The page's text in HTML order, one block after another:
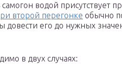
водой присутствует
второй перегонке обычно
довести его до нужных
в двух случаях: